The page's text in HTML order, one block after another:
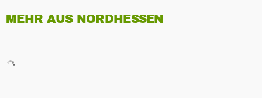
MEHR AUS NORDHESSEN